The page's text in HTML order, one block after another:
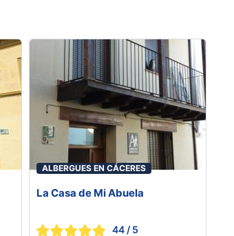
ALBERGUES EN CÁCERES
La Casa de Mi Abuela
44/ 5